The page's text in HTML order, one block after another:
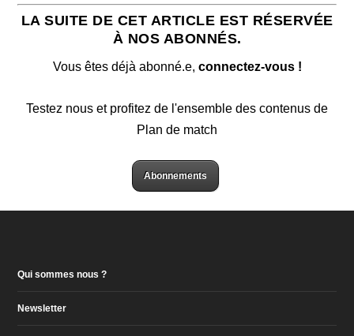
LA SUITE DE CET ARTICLE EST RÉSERVÉE
À NOS ABONNÉS.
Vous êtes déjà abonné.e, connectez-vous !
Testez nous et profitez de l'ensemble des contenus de
Plan de match
Abonnements
Qui sommes nous ?
Newsletter